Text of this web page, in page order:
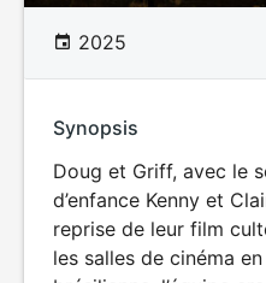
2025
Synopsis
Doug et Griff, avec le
d’enfance Kenny et
reprise de leur film
les salles de cinéma